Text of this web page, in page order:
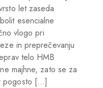
let zaseda
esencialne
vlogo pri
in preprečevanju
telo HMB
majhne, zato se za
pogosto […]